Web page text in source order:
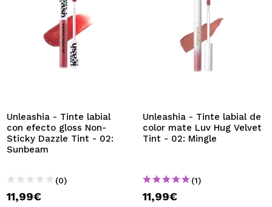
Unleashia - Tinte labial
con efecto gloss Non-
Sticky Dazzle Tint - 02:
Sunbeam
(0)
11,99€
Unleashia - Tinte labial de
color mate Luv Hug Velvet
Tint - 02: Mingle
(1)
11,99€